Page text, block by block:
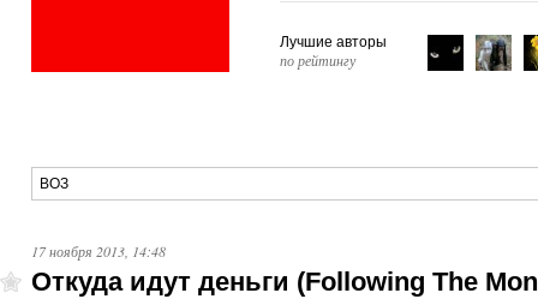
Лучшие авторы
по рейтингу
17 ноября 2013, 14:48
Oткуда идут деньги (Following The